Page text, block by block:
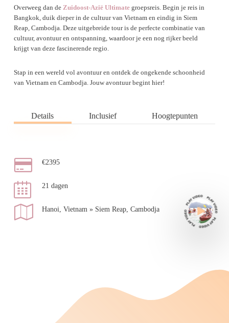
Overweeg dan de Zuidoost-Azië Ultimategroepsreis. Begin je reis in
Bangkok, duik dieper in de cultuur van Vietnam en eindig in Siem
Reap, Cambodja. Deze uitgebreide tour is de perfecte combinatie van
cultuur, avontuur en ontspanning, waardoor je een nog rijker beeld
krijgt van deze fascinerende regio.
Stap in een wereld vol avontuur en ontdek de ongekende schoonheid
van Vietnam en Cambodja. Jouw avontuur begint hier!
Details Inclusief Hoogtepunten
€2395
21 dagen
Hanoi, Vietnam » Siem Reap, Cambodja